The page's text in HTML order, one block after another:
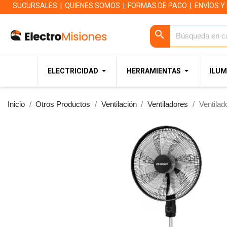
SUCURSALES QUIENES SOMOS FORMAS DE PAGO ENVÍOS
search
ELECTRICIDAD HERRAMIENTAS
Inicio Otros Productos Ventilación Ventiladores